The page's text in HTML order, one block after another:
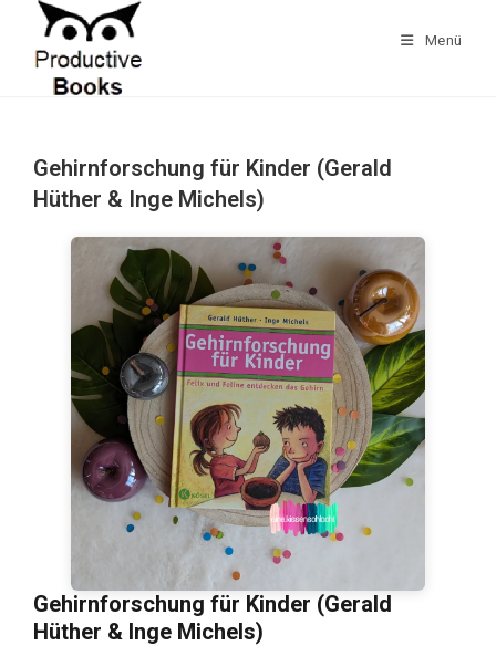
springen
Menü
Gehirnforschung für Kinder (Gerald
Hüther & Inge Michels)
Gehirnforschung für Kinder (Gerald
Hüther & Inge Michels)